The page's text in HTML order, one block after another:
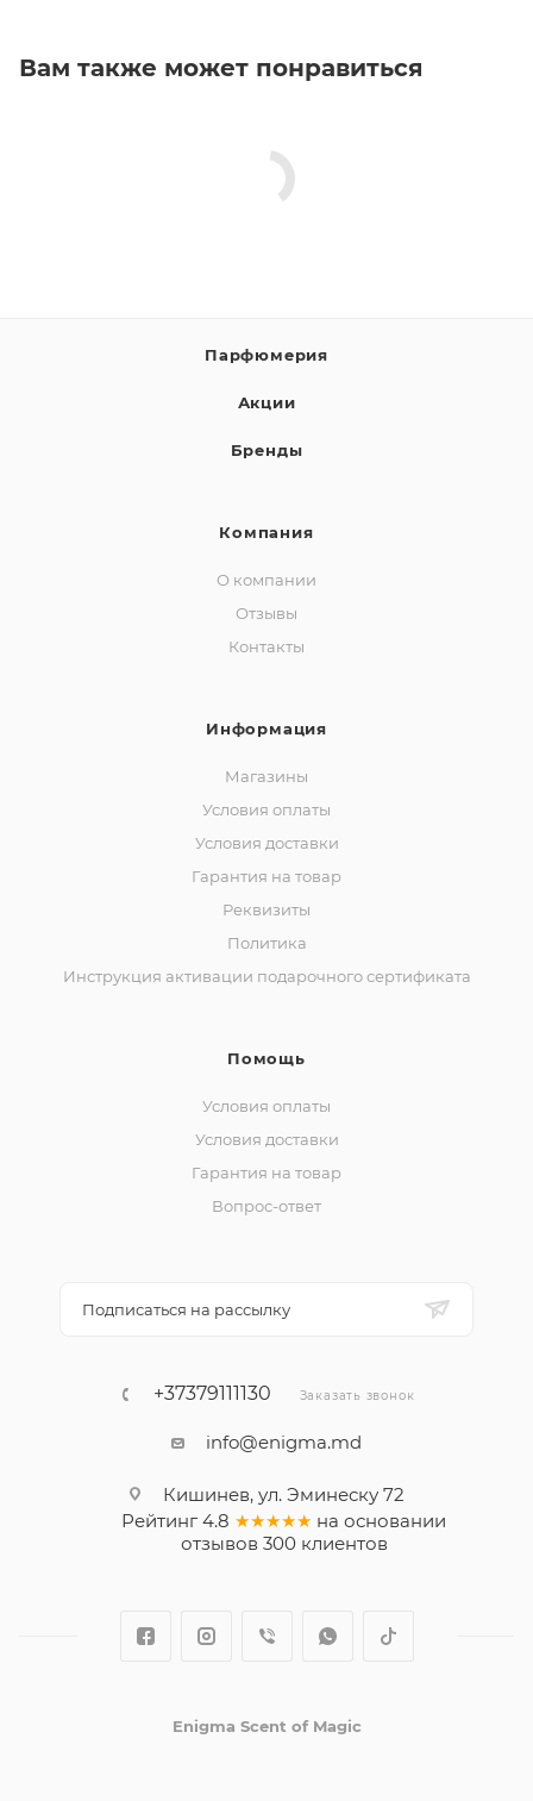
Вам также может понравиться
Парфюмерия
Акции
Бренды
Компания
О компании
Отзывы
Контакты
Информация
Магазины
Условия оплаты
Условия доставки
Гарантия на товар
Реквизиты
Политика
Инструкция активации подарочного сертификата
Помощь
Условия оплаты
Условия доставки
Гарантия на товар
Вопрос-ответ
Подписаться на рассылку
+37379111130 Заказать звонок
info@enigma.md
Кишинев, ул. Эминеску 72
Рейтинг 4.8 ★★★★★ на основании
отзывов 300клиентов
Enigma Scent of Magic